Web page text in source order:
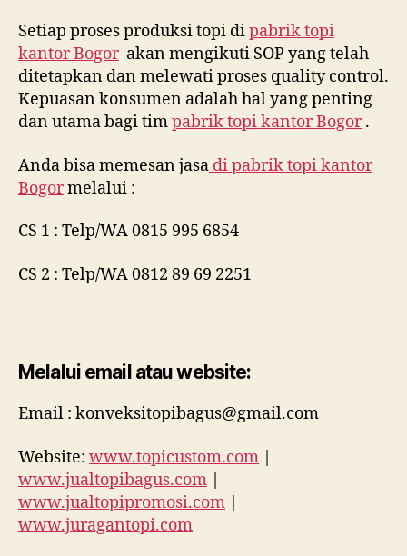
Setiap proses produksi topi dipabrik topi
kantor Bogorakan mengikuti SOP yang telah
ditetapkan dan melewati proses quality control.
Kepuasan konsumen adalah hal yang penting
dan utama bagi timpabrik topi kantor Bogor.
Anda bisa memesan jasa dipabrik topi kantor
Bogormelalui :
CS 1 : Telp/WA 0815 995 6854
CS 2 : Telp/WA 0812 89 69 2251
Melalui email atau website:
Email : konveksitopibagus@gmail.com
Website: www.topicustom.com |
www.jualtopibagus.com |
www.jualtopipromosi.com |
www.juragantopi.com